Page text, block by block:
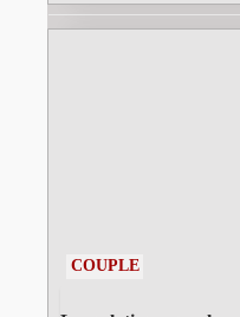
COUPLE